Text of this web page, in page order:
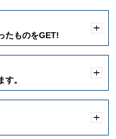
たものをGET!
く
。
く
く